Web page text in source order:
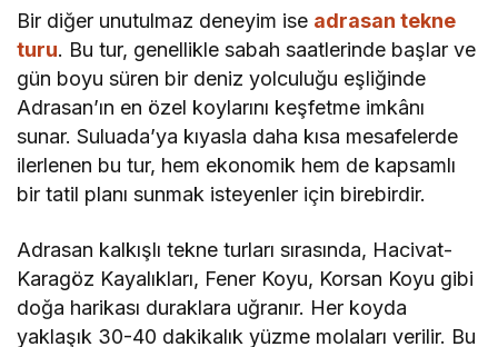
Bir diğer unutulmaz deneyim ise adrasan tekne
turu. Bu tur, genellikle sabah saatlerinde başlar ve
gün boyu süren bir deniz yolculuğu eşliğinde
Adrasan’ın en özel koylarını keşfetme imkânı
sunar. Suluada’ya kıyasla daha kısa mesafelerde
ilerlenen bu tur, hem ekonomik hem de kapsamlı
bir tatil planı sunmak isteyenler için birebirdir.
Adrasan kalkışlı tekne turları sırasında, Hacivat-
Karagöz Kayalıkları, Fener Koyu, Korsan Koyu gibi
doğa harikası duraklara uğranır. Her koyda
yaklaşık 30-40 dakikalık yüzme molaları verilir. Bu